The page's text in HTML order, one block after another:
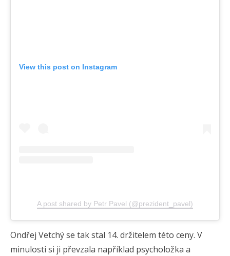
View this post on Instagram
A post shared by Petr Pavel (@prezident_pavel)
Ondřej Vetchý se tak stal 14. držitelem této ceny. V
minulosti si ji převzala například psycholožka a